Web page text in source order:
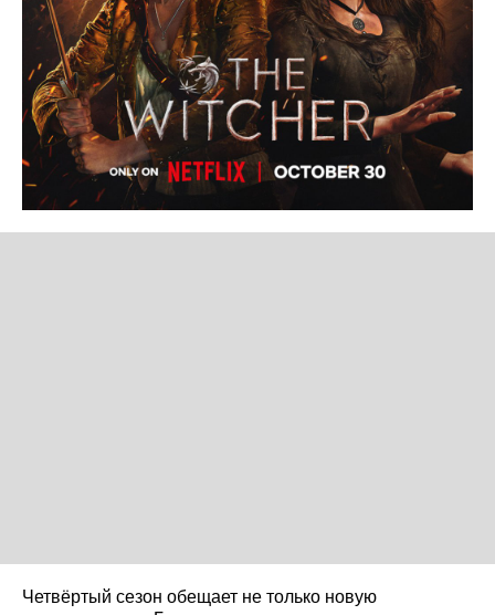
Четвёртый сезон обещает не только новую